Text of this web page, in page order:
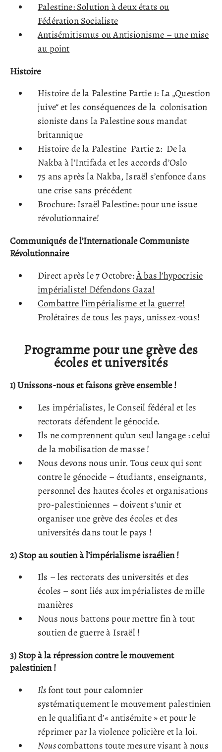
Palestine: Solution à deux états ou
Fédération Socialiste
Antisémitismus ou Antisionisme – une mise
au point
Histoire
Histoire de la Palestine Partie 1: La „Question
juive“ et les conséquences de la colonisation
sioniste dans la Palestine sous mandat
britannique
Histoire de la Palestine Partie 2: De la
Nakba à l’Intifada et les accords d’Oslo
75 ans après la Nakba, Israël s’enfonce dans
une crise sans précédent
Brochure: Israël Palestine: pour une issue
révolutionnaire!
Communiqués de l’Internationale Communiste
Révolutionnaire
Direct après le 7 Octobre:À bas l’hypocrisie
impérialiste! Défendons Gaza!
Combattre l’impérialisme et la guerre!
Prolétaires de tous les pays, unissez-vous!
Programme pour une grève des
écoles et universités
1)Unissons-nous et faisons grève ensemble !
Les impérialistes, le Conseil fédéral et les
rectorats défendent le génocide.
Ils ne comprennent qu’un seul langage : celui
de la mobilisation de masse !
Nous devons nous unir. Tous ceux qui sont
contre le génocide – étudiants, enseignants,
personnel des hautes écoles et organisations
pro-palestiniennes – doivent s’unir et
organiser une grève des écoles et des
universités dans tout le pays !
2) Stop au soutien à l’impérialisme israélien !
Ils – les rectorats des universités et des
écoles – sont liés aux impérialistes de mille
manières
Nous nous battons pour mettre fin à tout
soutien de guerre à Israël !
3) Stop à la répression contre le mouvement
palestinien !
Ils font tout pour calomnier
systématiquement le mouvement palestinien
en le qualifiant d’« antisémite » et pour le
réprimer par la violence policière et la loi.
Nouscombattons toute mesure visant à nous